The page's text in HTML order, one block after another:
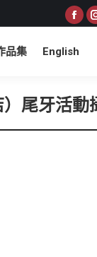
opens
new
品集 English
尾牙活動